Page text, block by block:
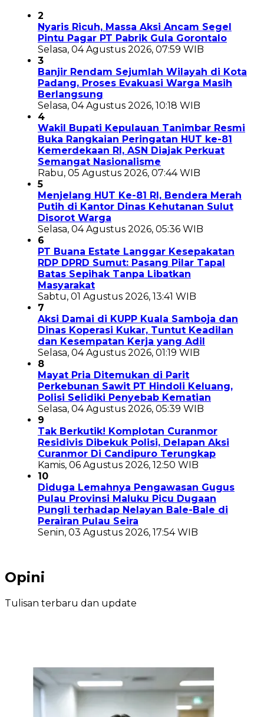
2
Nyaris Ricuh, Massa Aksi Ancam Segel
Pintu Pagar PT Pabrik Gula Gorontalo
Selasa, 04 Agustus 2026, 07:59 WIB
3
Banjir Rendam Sejumlah Wilayah di Kota
Padang, Proses Evakuasi Warga Masih
Berlangsung
Selasa, 04 Agustus 2026, 10:18 WIB
4
Wakil Bupati Kepulauan Tanimbar Resmi
Buka Rangkaian Peringatan HUT ke-81
Kemerdekaan RI, ASN Diajak Perkuat
Semangat Nasionalisme
Rabu, 05 Agustus 2026, 07:44 WIB
5
Menjelang HUT Ke-81 RI, Bendera Merah
Putih di Kantor Dinas Kehutanan Sulut
Disorot Warga
Selasa, 04 Agustus 2026, 05:36 WIB
6
PT Buana Estate Langgar Kesepakatan
RDP DPRD Sumut: Pasang Pilar Tapal
Batas Sepihak Tanpa Libatkan
Masyarakat
Sabtu, 01 Agustus 2026, 13:41 WIB
7
Aksi Damai di KUPP Kuala Samboja dan
Dinas Koperasi Kukar, Tuntut Keadilan
dan Kesempatan Kerja yang Adil
Selasa, 04 Agustus 2026, 01:19 WIB
8
Mayat Pria Ditemukan di Parit
Perkebunan Sawit PT Hindoli Keluang,
Polisi Selidiki Penyebab Kematian
Selasa, 04 Agustus 2026, 05:39 WIB
9
Tak Berkutik! Komplotan Curanmor
Residivis Dibekuk Polisi, Delapan Aksi
Curanmor Di Candipuro Terungkap
Kamis, 06 Agustus 2026, 12:50 WIB
10
Diduga Lemahnya Pengawasan Gugus
Pulau Provinsi Maluku Picu Dugaan
Pungli terhadap Nelayan Bale-Bale di
Perairan Pulau Seira
Senin, 03 Agustus 2026, 17:54 WIB
Opini
Tulisan terbaru dan update